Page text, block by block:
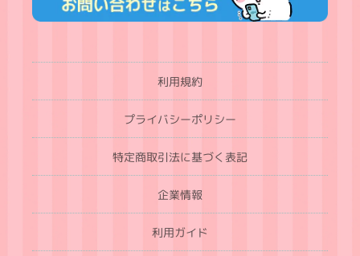
利用規約
プライバシーポリシー
特定商取引法に基づく表記
企業情報
利用ガイド